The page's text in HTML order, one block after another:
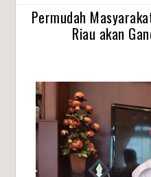
Permudah
Riau akan